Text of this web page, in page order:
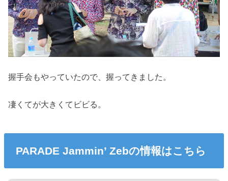
握手会もやっていたので、握ってきました。
凄くてが大きくてビビる。
PARADE Jammin’ Zebの情報はこちら